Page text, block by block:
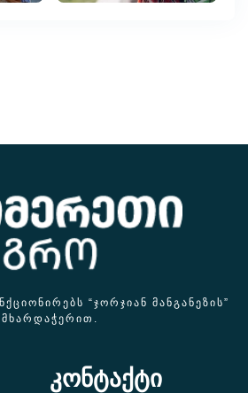
“ᲯᲝᲠᲯᲘᲐᲜ ᲛᲐᲜᲒᲐᲜᲔᲖᲘᲡ”
ᲛᲮᲐᲠᲓᲐᲭᲔᲠᲘᲗ.
კონტაქტი